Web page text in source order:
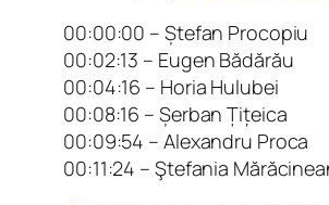
00:00:00 – Ștefan Procopiu
00:02:13 – Eugen Bădărău
00:04:16 – Horia Hulubei
00:08:16 – Șerban Țițeica
00:09:54 – Alexandru Proca
00:11:24 – Ştefania